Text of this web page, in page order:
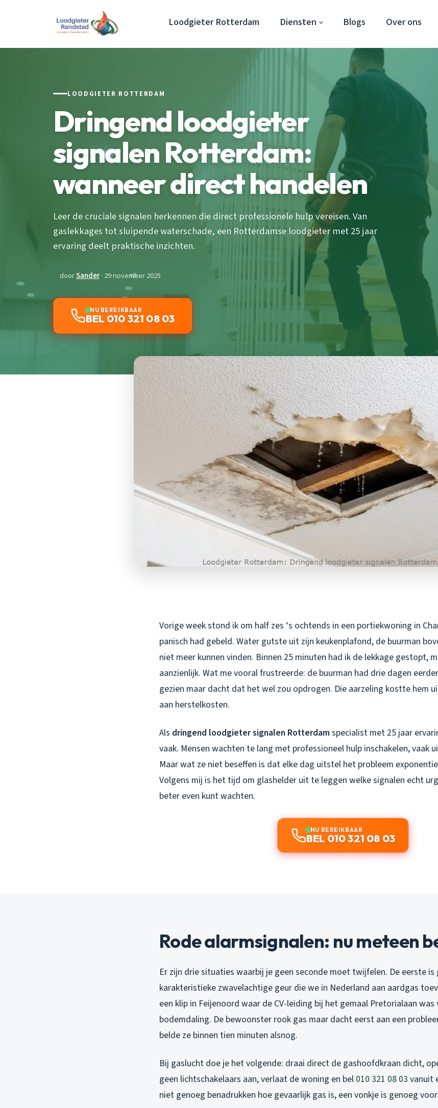
Loodgieter Rotterdam Diensten Blogs Over ons
LOODGIETER ROTTERDAM
Dringend loodgieter
signalen Rotterdam:
wanneer direct handelen
Leer de cruciale signalen herkennen die direct professionele hulp vereisen. Van
gaslekkages tot sluipende waterschade, een Rotterdamse loodgieter met 25 jaar
ervaring deelt praktische inzichten.
doorSander· 29 november 2025
NU BEREIKBAAR
BEL 010 321 08 03
Vorige week stond ik om half zes ‘s ochtends in een portiekwoning in
panisch had gebeld. Water gutste uit zijn keukenplafond, de buurman
niet meer kunnen vinden. Binnen 25 minuten had ik de lekkage gestopt,
aanzienlijk. Wat me vooral frustreerde: de buurman had drie dagen
gezien maar dacht dat het wel zou opdrogen. Die aarzeling kostte hem
aan herstelkosten.
Als dringend loodgieter signalen Rotterdam specialist met 25 jaar
vaak. Mensen wachten te lang met professioneel hulp inschakelen, vaak
Maar wat ze niet beseffen is dat elke dag uitstel het probleem
Volgens mij is het tijd om glashelder uit te leggen welke signalen echt
beter even kunt wachten.
NU BEREIKBAAR
BEL 010 321 08 03
Rode alarmsignalen: nu meteen
Er zijn drie situaties waarbij je geen seconde moet twijfelen. De eerste is
karakteristieke zwavelachtige geur die we in Nederland aan aardgas
een klip in Feijenoord waar de CV-leiding bij het gemaal Pretorialaan
bodemdaling. De bewoonster rook gas maar dacht eerst aan een
belde ze binnen tien minuten alsnog.
Bij gaslucht doe je het volgende: draai direct de gashoofdkraan dicht,
geen lichtschakelaars aan, verlaat de woning en bel 010 321 08 03 vanuit
niet genoeg benadrukken hoe gevaarlijk gas is, een vonkje is genoeg